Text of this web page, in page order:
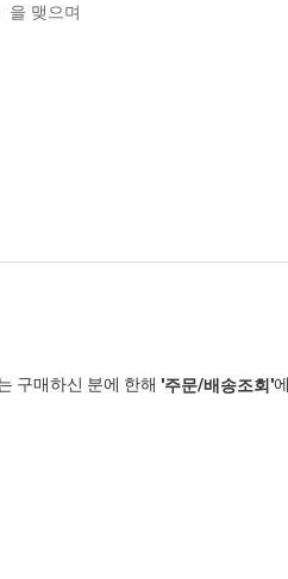
을 맺으며
구매하신 분에 한해 '주문/배송조회'